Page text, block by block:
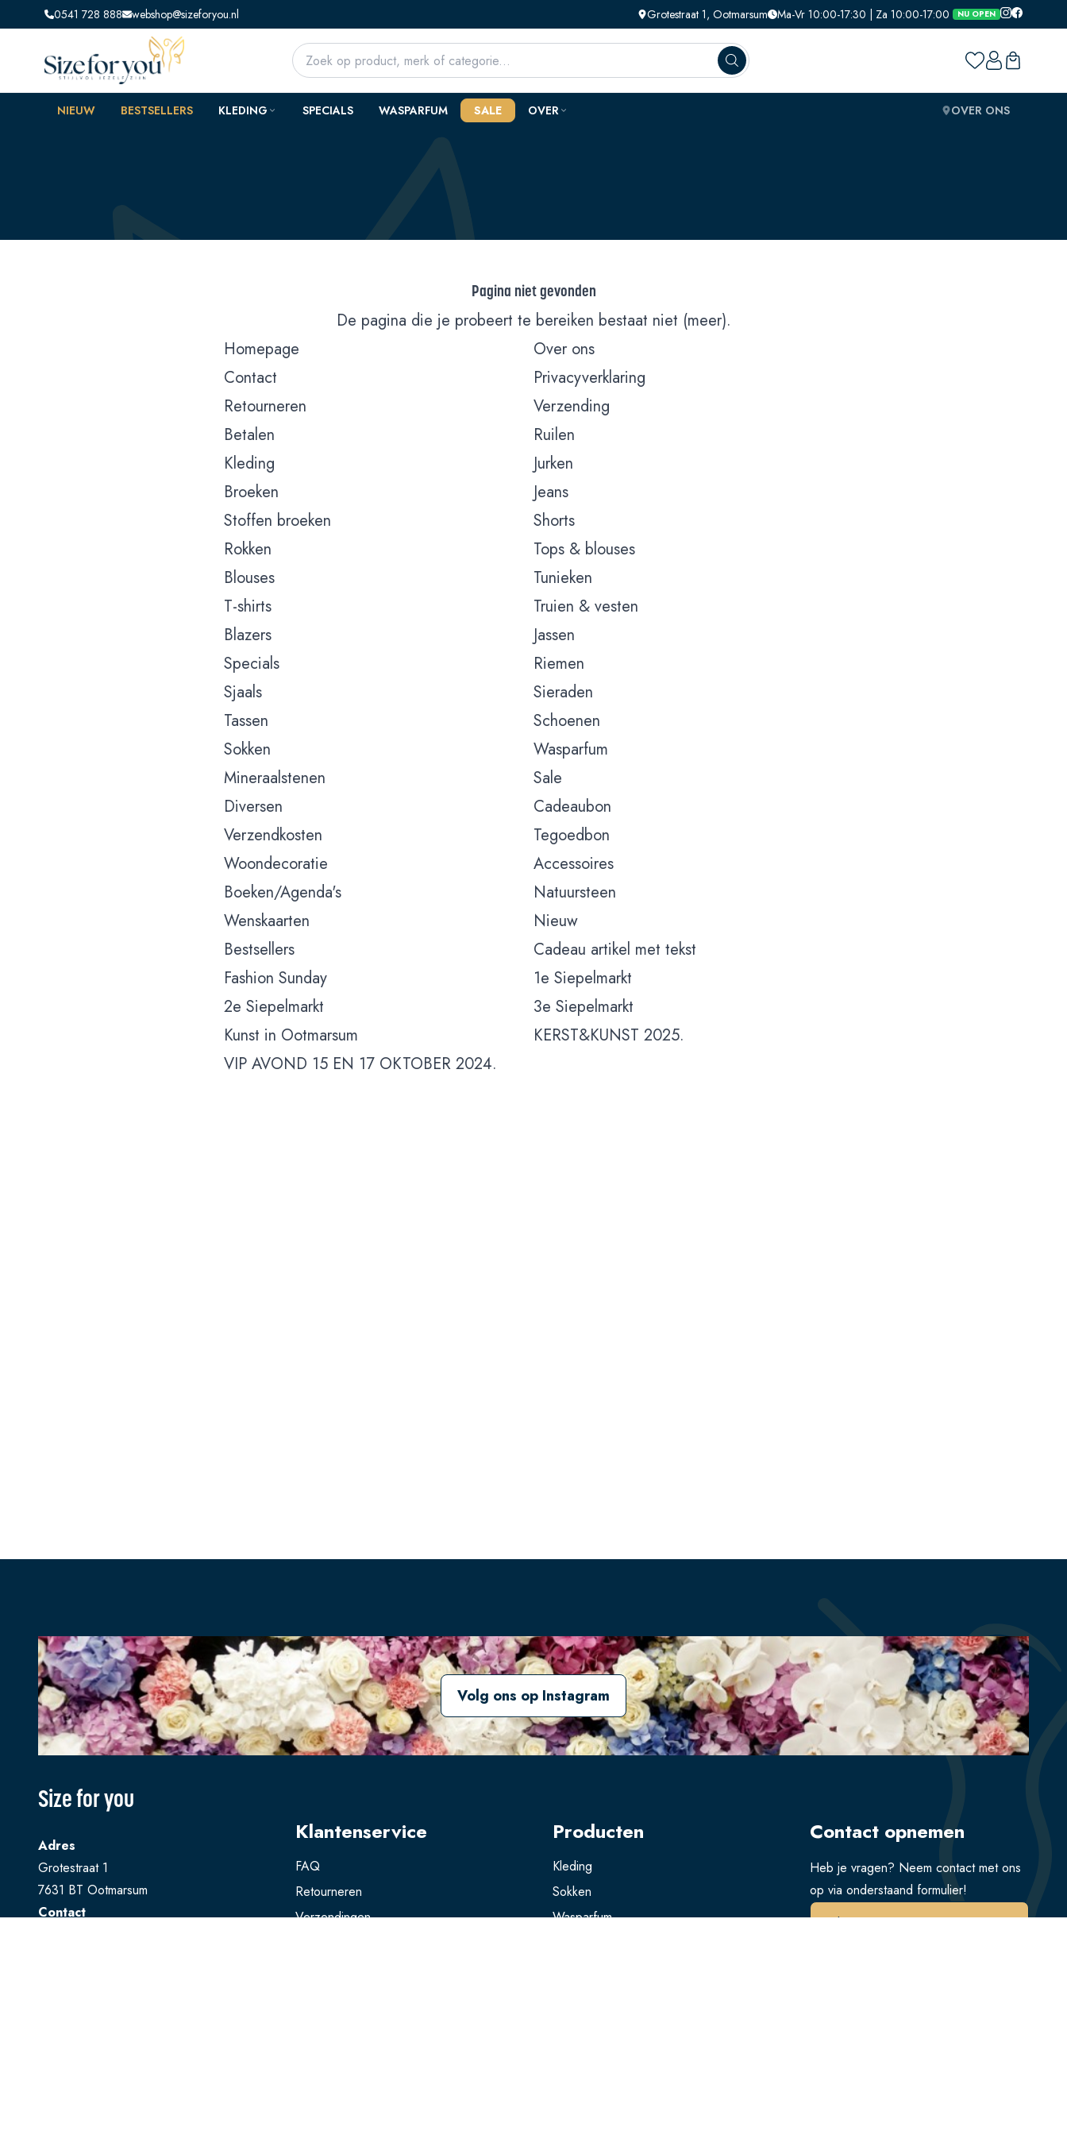
0541 728 888 webshop@sizeforyou.nl Grotestraat 1, Ootmarsum Ma-Vr 10:00-17:30 | Za 10:00-17:00 NU OPEN
NIEUW BESTSELLERS KLEDING SPECIALS WASPARFUM SALE OVER OVER ONS
Pagina niet gevonden
De pagina die je probeert te bereiken bestaat niet (meer).
Homepage
Over ons
Contact
Privacyverklaring
Retourneren
Verzending
Betalen
Ruilen
Kleding
Jurken
Broeken
Jeans
Stoffen broeken
Shorts
Rokken
Tops & blouses
Blouses
Tunieken
T-shirts
Truien & vesten
Blazers
Jassen
Specials
Riemen
Sjaals
Sieraden
Tassen
Schoenen
Sokken
Wasparfum
Mineraalstenen
Sale
Diversen
Cadeaubon
Verzendkosten
Tegoedbon
Woondecoratie
Accessoires
Boeken/Agenda's
Natuursteen
Wenskaarten
Nieuw
Bestsellers
Cadeau artikel met tekst
Fashion Sunday
1e Siepelmarkt
2e Siepelmarkt
3e Siepelmarkt
Kunst in Ootmarsum
KERST&KUNST 2025.
VIP AVOND 15 EN 17 OKTOBER 2024.
Volg ons op Instagram
Size for you
Adres
Grotestraat 1
7631 BT Ootmarsum
Contact
Klantenservice
FAQ
Retourneren
Verzendingen
Producten
Kleding
Sokken
Wasparfum
Contact opnemen
Heb je vragen? Neem contact met ons
op via onderstaand formulier!